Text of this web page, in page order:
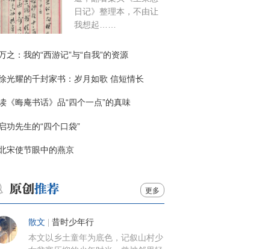
日记》整理本，不由让
我想起……
之：我的“西游记”与“自我”的资源
光耀的千封家书：岁月如歌 信短情长
《晦庵书话》品“四个一点”的真味
启功先生的“四个口袋”
宋使节眼中的燕京
更多
散文 昔时少年行
本文以乡土童年为底色，记叙山村少